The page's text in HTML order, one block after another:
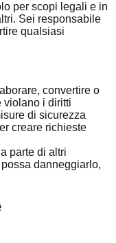
per scopi legali e in
Sei responsabile
qualsiasi
convertire o
violano i diritti
di sicurezza
creare richieste
parte di altri
danneggiarlo,